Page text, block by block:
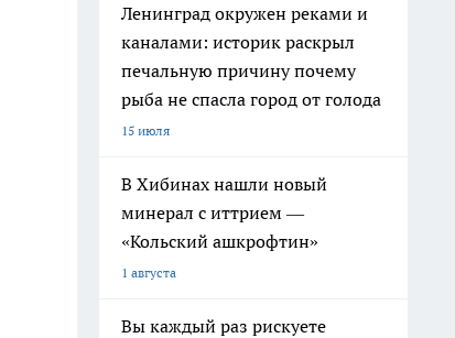
Ленинград окружен реками и
каналами: историк раскрыл
печальную причину почему
рыба не спасла город от голода
15 июля
В Хибинах нашли новый
минерал с иттрием —
«Кольский ашкрофтин»
1 августа
Вы каждый раз рискуете